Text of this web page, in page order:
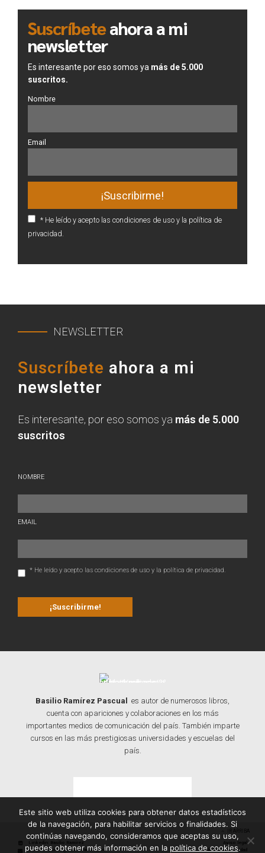
Suscríbeteahora a mi
newsletter
Es interesante por eso somos ya más de 5.000
suscritos.
Nombre
Email
* He leído y acepto las condiciones de uso y la política de
privacidad.
NEWSLETTER
Suscríbete ahora a mi
newsletter
Es interesante, por eso somos ya más de 5.000
suscritos
NOMBRE
EMAIL
* He leído y acepto las condiciones de uso y la política de privacidad.
Basilio Ramírez Pascual es autor de numerosos libros,
cuenta con apariciones y colaboraciones en los más
importantes medios de comunicación del país. También imparte
cursos en las más prestigiosas universidades y escuelas del
país.
IR ARRIBA
Linkedin: Basilio Ramírez
Correo: basilio@basilioramirez.es
Aviso legal
Política de privacidad
Este sitio web utiliza cookies para obtener datos estadísticos
de la navegación, para habilitar servicios o finalidades. Si
continúas navegando, consideramos que aceptas su uso,
puedes obtener más información en la política de cookies.